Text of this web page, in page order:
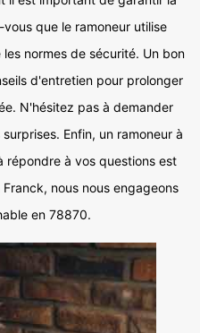
que le ramoneur utilise
normes de sécurité. Un bon
d'entretien pour prolonger
N'hésitez pas à demander
Enfin, un ramoneur à
répondre à vos questions est
nous nous engageons
en 78870.